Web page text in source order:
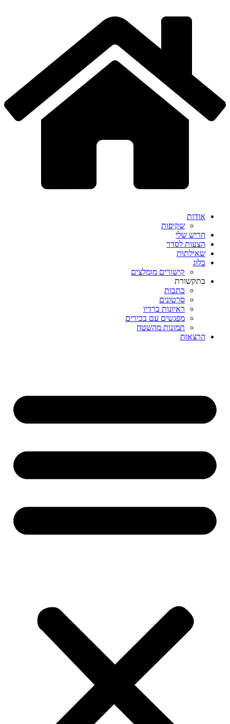
אודות
שקיפות
חריש שלי
הצעות לסדר
שאילתות
בלוג
קישורים מומלצים
בתקשורת
כתבות
סרטונים
ראיונות ברדיו
מפגשים עם בכירים
תמונות מהשטח
הרצאות